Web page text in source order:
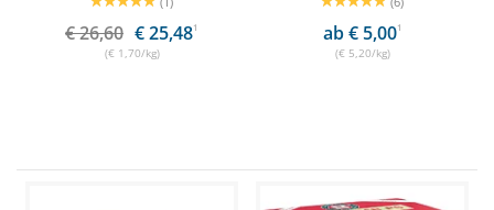
€ 26,60 € 25,481
(€ 1,70/kg)
ab € 5,001
(€ 5,20/kg)